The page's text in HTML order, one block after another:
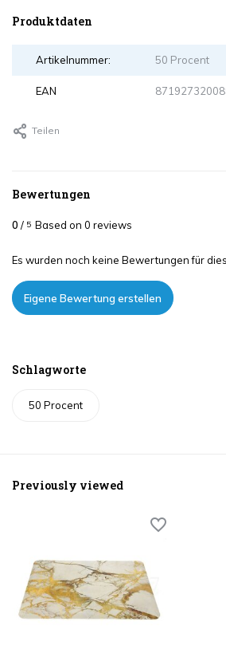
Produktdaten
Artikelnummer: 50 Procent
EAN
Teilen
Bewertungen
0 / 5 Based on 0 reviews
Es wurden noch keine Bewertungen für
Eigene Bewertung erstellen
Schlagworte
50 Procent
Previously viewed